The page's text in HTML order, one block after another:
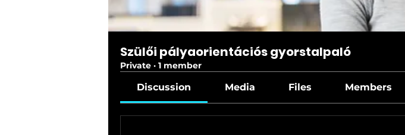
Szülői pályaorientációs gyorstalpaló
Private · 1 member
Discussion Media Files Members